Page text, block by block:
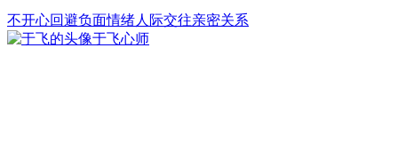
不开心回避负面情绪人际交往亲密关系
于飞心师